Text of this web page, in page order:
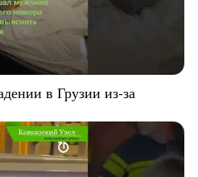
в Грузии из-за